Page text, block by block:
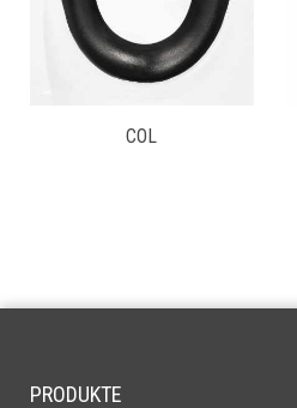
COL
PRODUKTE